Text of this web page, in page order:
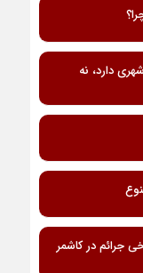
دارد، نه
جرائم در کاشمر